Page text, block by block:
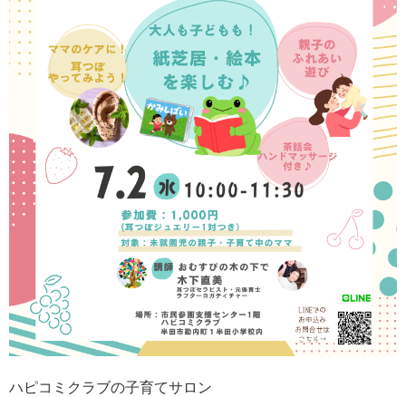
ハピコミクラブの子育てサロン